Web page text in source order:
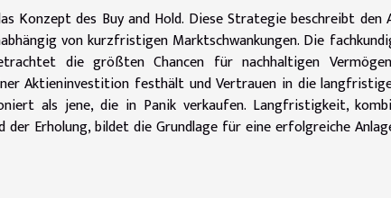
Konzept des Buy and Hold. Diese Strategie beschreibt den
von kurzfristigen Marktschwankungen. Die
die größten Chancen für nachhaltigen
Aktieninvestition festhält und Vertrauen in die
als jene, die in Panik verkaufen. Langfristigkeit,
der Erholung, bildet die Grundlage für eine erfolgreiche